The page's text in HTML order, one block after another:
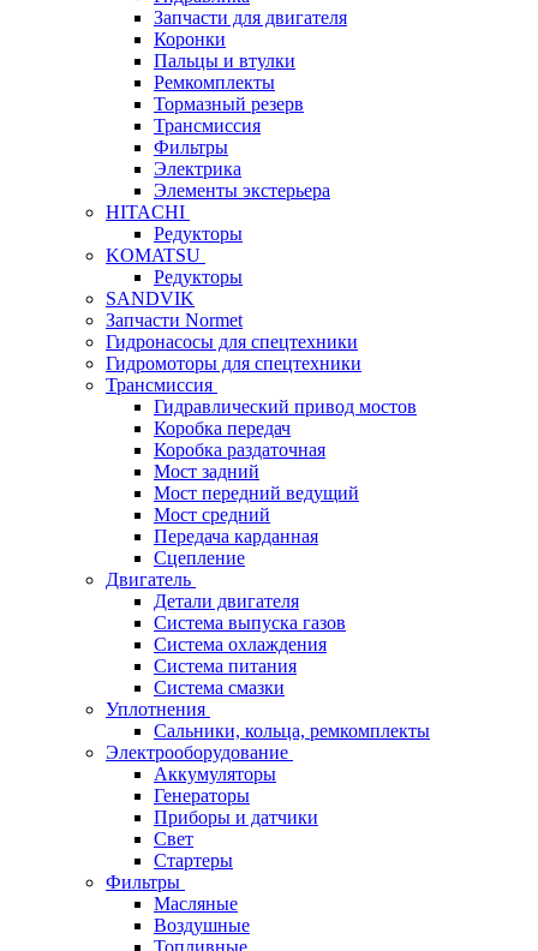
Запчасти для двигателя
Коронки
Пальцы и втулки
Ремкомплекты
Тормазный резерв
Трансмиссия
Фильтры
Электрика
Элементы экстерьера
HITACHI
Редукторы
KOMATSU
Редукторы
SANDVIK
Запчасти Normet
Гидронасосы для спецтехники
Гидромоторы для спецтехники
Трансмиссия
Гидравлический привод мостов
Коробка передач
Коробка раздаточная
Мост задний
Мост передний ведущий
Мост средний
Передача карданная
Сцепление
Двигатель
Детали двигателя
Система выпуска газов
Система охлаждения
Система питания
Система смазки
Уплотнения
Сальники, кольца, ремкомплекты
Электрооборудование
Аккумуляторы
Генераторы
Приборы и датчики
Свет
Стартеры
Фильтры
Масляные
Воздушные
Топливные